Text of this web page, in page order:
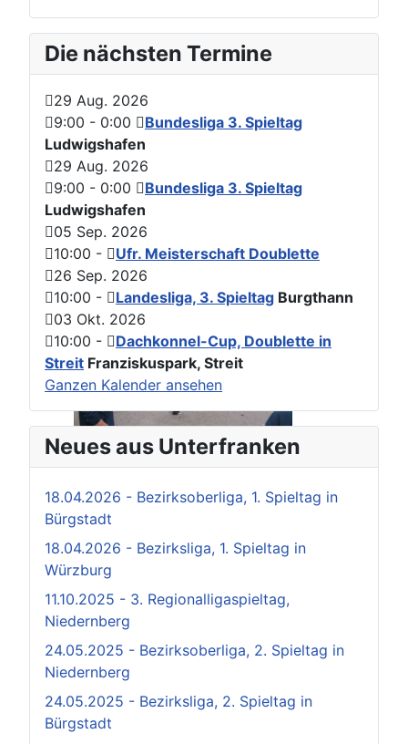
Die nächsten Termine
29 Aug. 2026
9:00 - 0:00
Bundesliga 3. Spieltag
Ludwigshafen
29 Aug. 2026
9:00 - 0:00
Bundesliga 3. Spieltag
Ludwigshafen
05 Sep. 2026
10:00 -
Ufr. Meisterschaft Doublette
26 Sep. 2026
10:00 - Landesliga, 3. Spieltag Burgthann
03 Okt. 2026
10:00 -
Dachkonnel-Cup, Doublette in
Streit Franziskuspark, Streit
Ganzen Kalender ansehen
Neues aus Unterfranken
18.04.2026 - Bezirksoberliga, 1. Spieltag in
Bürgstadt
18.04.2026 - Bezirksliga, 1. Spieltag in
Würzburg
11.10.2025 - 3. Regionalligaspieltag,
Niedernberg
24.05.2025 - Bezirksoberliga, 2. Spieltag in
Niedernberg
24.05.2025 - Bezirksliga, 2. Spieltag in
Bürgstadt